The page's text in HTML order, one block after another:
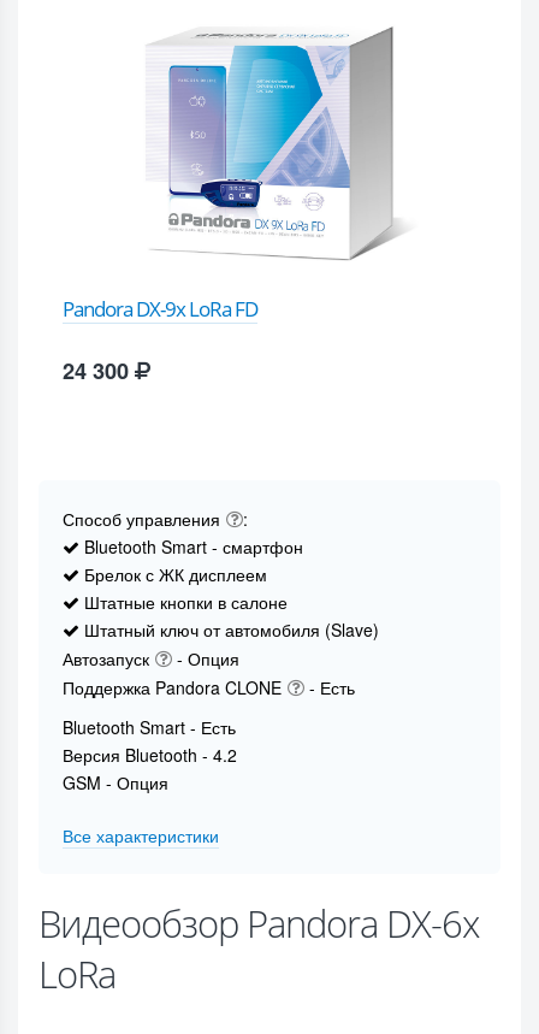
Pandora DX-9x LoRa FD
24 300
Способ управления
:
Bluetooth Smart - смартфон
Брелок с ЖК дисплеем
Штатные кнопки в салоне
Штатный ключ от автомобиля (Slave)
Автозапуск
- Опция
Поддержка Pandora CLONE
- Есть
Bluetooth Smart - Есть
Версия Bluetooth - 4.2
GSM - Опция
Все характеристики
Видеообзор Pandora DX-6x
LoRa